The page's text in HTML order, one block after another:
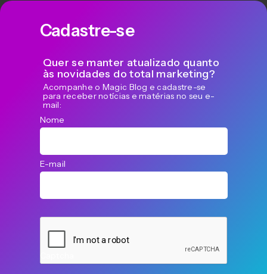
Cadastre-se
Quer se manter atualizado quanto
às novidades do total marketing?
Acompanhe o Magic Blog e cadastre-se
para receber notícias e matérias no seu e-
mail:
Nome
E-mail